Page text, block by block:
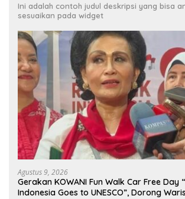
Ini adalah contoh judul deskripsi yang bisa
sesuaikan pada widget
Agustus 9, 2026
Gerakan KOWANI Fun Walk Car Free Day
Indonesia Goes to UNESCO”, Dorong